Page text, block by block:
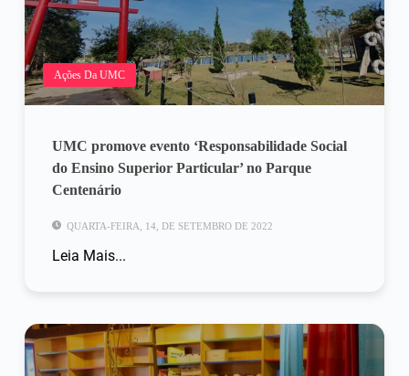
Ações Da UMC
UMC promove evento ‘Responsabilidade Social
do Ensino Superior Particular’ no Parque
Centenário
QUARTA-FEIRA, 14, DE SETEMBRO DE 2022
Leia Mais...